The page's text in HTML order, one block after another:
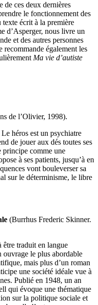
de ces deux dernières
le fonctionnement des
texte écrit à la première
d’Asperger, nous livre un
et des autres personnes
recommande également les
Ma vie d’autiste
de l’Olivier, 1998).
héros est un psychiatre
de jouer aux dés toutes ses
principe comme une
à ses patients, jusqu’à en
vont bouleverser sa
sur le déterminisme, le libre
(Burrhus Frederic Skinner.
être traduit en langue
ouvrage le plus abordable
mais plus d’un roman
une société idéale vue à
Publié en 1948, un an
qui évoque une thématique
sur la politique sociale et